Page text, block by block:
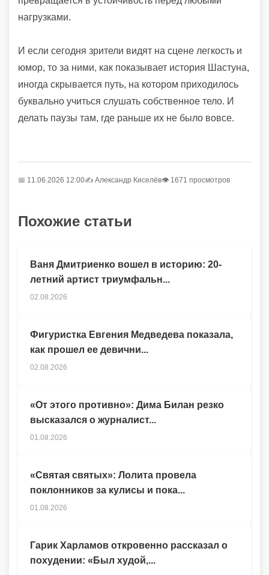
нагрузками.
И если сегодня зрители видят на сцене легкость и
юмор, то за ними, как показывает история Шастуна,
иногда скрывается путь, на котором приходилось
буквально учиться слушать собственное тело. И
делать паузы там, где раньше их не было вовсе.
📅 11.06.2026 12:00✍️ Александр Киселёв👁 1671 просмотров
Похожие статьи
Гарик Харламов откровенно рассказал о
похудении: «Был худой,...
Ваня Дмитриенко вошел в историю: 20-
летний артист триумфальн...
02.08.2026
Фигуристка Евгения Медведева показала,
как прошел ее девични...
02.08.2026
«От этого противно»: Дима Билан резко
высказался о журналист...
01.08.2026
«Святая святых»: Лолита провела
поклонников за кулисы и пока...
01.08.2026